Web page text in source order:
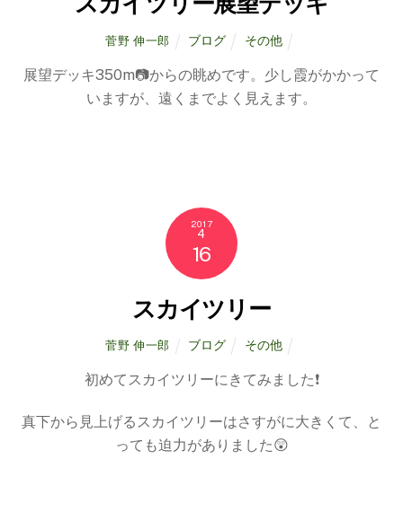
菅野 伸一郎 ブログ その他
展望デッキ350m📷からの眺めです。少し霞がかかって
いますが、遠くまでよく見えます。
2017
4
16
スカイツリー
菅野 伸一郎 ブログ その他
初めてスカイツリーにきてみました❗
真下から見上げるスカイツリーはさすがに大きくて、と
っても迫力がありました😲